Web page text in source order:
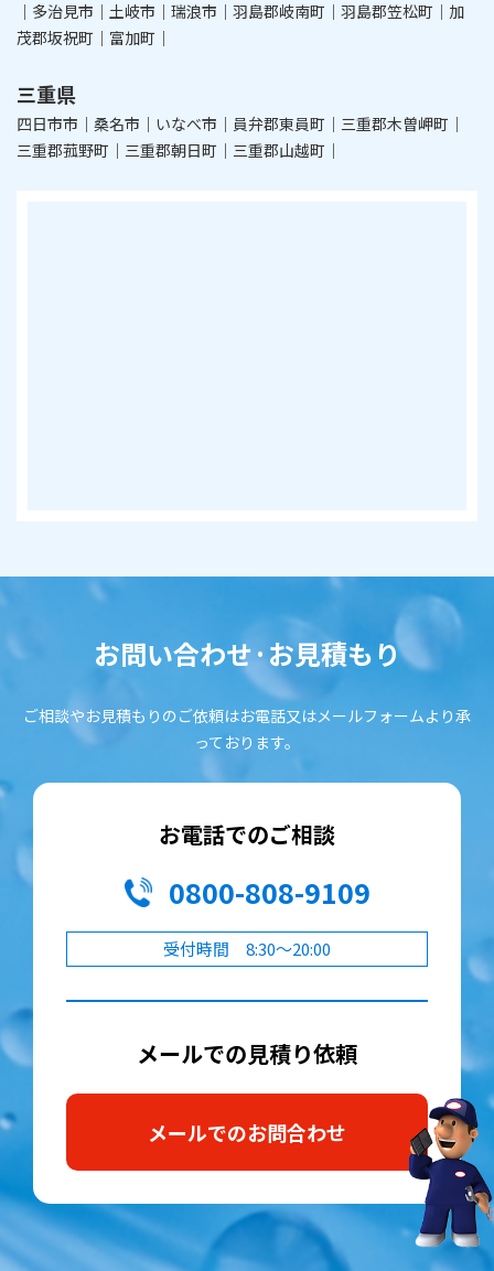
｜多治見市｜土岐市｜瑞浪市｜羽島郡岐南町｜羽島郡笠松町｜加
茂郡坂祝町｜富加町｜
三重県
四日市市｜桑名市｜いなべ市｜員弁郡東員町｜三重郡木曽岬町｜
三重郡菰野町｜三重郡朝日町｜三重郡山越町｜
お問い合わせ·お見積もり
ご相談やお見積もりのご依頼はお電話又はメールフォームより承
っております。
お電話でのご相談
0800-808-9109
受付時間 8:30～20:00
メールでの見積り依頼
メールでのお問合わせ